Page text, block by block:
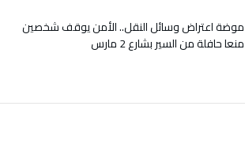
موضة اعتراض وسائل النقل.. الأمن يوقف شخصين
منعا حافلة من السير بشارع 2 مارس